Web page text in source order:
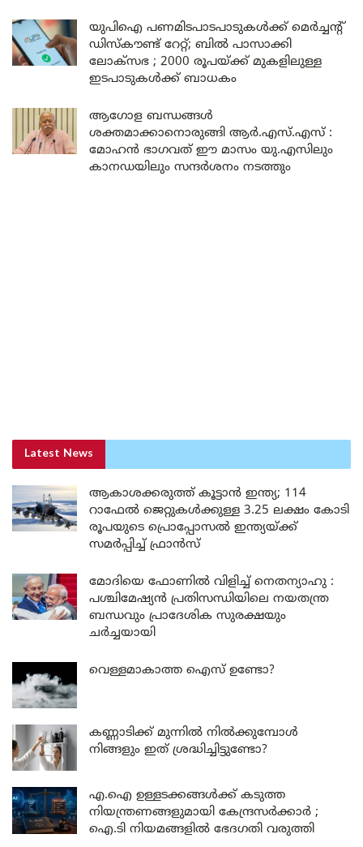
യുപിഐ പണമിടപാടപാടുകൾക്ക് മെർച്ചന്റ്
ഡിസ്കൗണ്ട് റേറ്റ്; ബിൽ പാസാക്കി
ലോക്സഭ ; 2000 രൂപയ്ക്ക് മുകളിലുള്ള
ഇടപാടുകൾക്ക് ബാധകം
ആഗോള ബന്ധങ്ങൾ
ശക്തമാക്കാനൊരുങ്ങി ആർ.എസ്.എസ് :
മോഹൻ ഭാഗവത് ഈ മാസം യു.എസിലും
കാനഡയിലും സന്ദർശനം നടത്തും
Latest News
ആകാശക്കരുത്ത് കൂട്ടാൻ ഇന്ത്യ; 114
റാഫേൽ ജെറ്റുകൾക്കുള്ള 3.25 ലക്ഷം കോടി
രൂപയുടെ പ്രൊപ്പോസൽ ഇന്ത്യയ്ക്ക്
സമർപ്പിച്ച് ഫ്രാൻസ്
മോദിയെ ഫോണിൽ വിളിച്ച് നെതന്യാഹു :
പശ്ചിമേഷ്യൻ പ്രതിസന്ധിയിലെ നയതന്ത്ര
ബന്ധവും പ്രാദേശിക സുരക്ഷയും
ചർച്ചയായി
വെള്ളമാകാത്ത ഐസ് ഉണ്ടോ?
കണ്ണാടിക്ക് മുന്നിൽ നിൽക്കുമ്പോൾ
നിങ്ങളും ഇത് ശ്രദ്ധിച്ചിട്ടുണ്ടോ?
എ.ഐ ഉള്ളടക്കങ്ങൾക്ക് കടുത്ത
നിയന്ത്രണങ്ങളുമായി കേന്ദ്രസർക്കാർ ;
ഐ.ടി നിയമങ്ങളിൽ ഭേദഗതി വരുത്തി